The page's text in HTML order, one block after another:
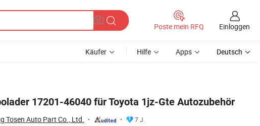
Poste mein RFQ Einloggen
Käufer Hilfe Apps Deutsch
17201-46040 für Toyota 1jz-Gte Autozubehör
Tosen Auto Part Co., Ltd.
7 J.